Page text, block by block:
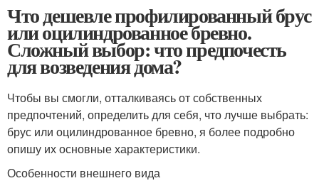
Что дешевле профилированный брус
или оцилиндрованное бревно.
Сложный выбор: что предпочесть
для возведения дома?
Чтобы вы смогли, отталкиваясь от собственных
предпочтений, определить для себя, что лучше выбрать:
брус или оцилиндрованное бревно, я более подробно
опишу их основные характеристики.
Особенности внешнего вида